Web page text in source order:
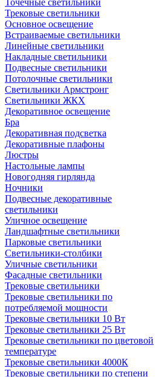
Точечные светильники
Трековые светильники
Основное освещение
Встраиваемые светильники
Линейные светильники
Накладные светильники
Подвесные светильники
Потолочные светильники
Светильники Армстронг
Светильники ЖКХ
Декоративное освещение
Бра
Декоративная подсветка
Декоративные плафоны
Люстры
Настольные лампы
Новогодняя гирлянда
Ночники
Подвесные декоративные
светильники
Уличное освещение
Ландшафтные светильники
Парковые светильники
Светильники-столбики
Уличные светильники
Фасадные светильники
Трековые светильники
Трековые светильники по
потребляемой мощности
Трековые светильники 10 Вт
Трековые светильники 25 Вт
Трековые светильники по цветовой
температуре
Трековые светильники 4000К
Трековые светильники по степени